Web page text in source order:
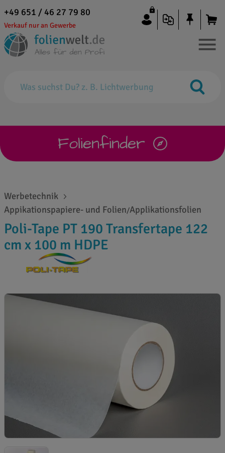
+49 651 / 46 27 79 80
Verkauf nur an Gewerbe
Folienfinder
Werbetechnik
Appikationspapiere- und Folien/Applikationsfolien
Poli-Tape PT 190 Transfertape 122
cm x 100 m HDPE